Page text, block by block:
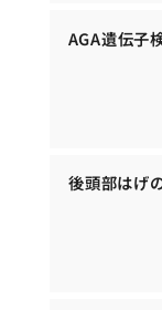
AGA遺伝子
後頭部はげ